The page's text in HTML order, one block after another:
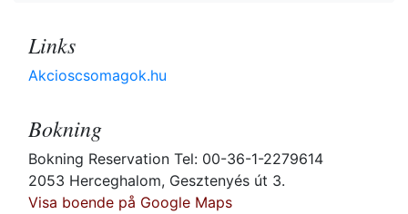
Links
Akcioscsomagok.hu
Bokning
Bokning Reservation Tel: 00-36-1-2279614
2053 Herceghalom, Gesztenyés út 3.
Visa boende på Google Maps